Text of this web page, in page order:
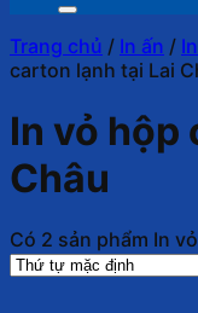
Trang chủ / In ấn /
carton lạnh tại Lai
In vỏ hộp
Châu
Có 2 sản phẩm In